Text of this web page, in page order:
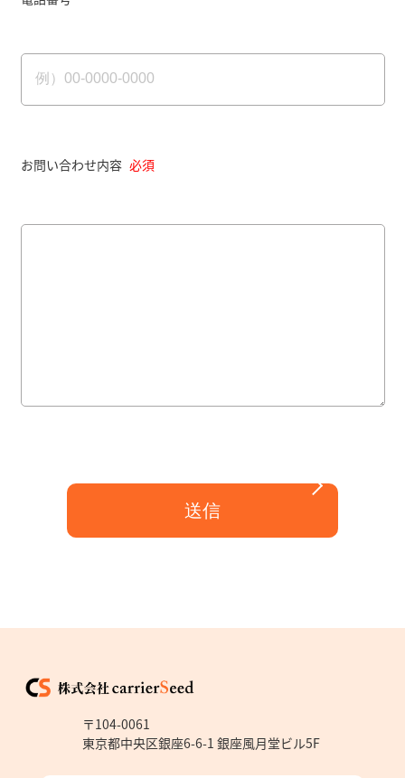
お問い合わせ内容 必須
〒104-0061
東京都中央区銀座6-6-1 銀座風月堂ビル5F